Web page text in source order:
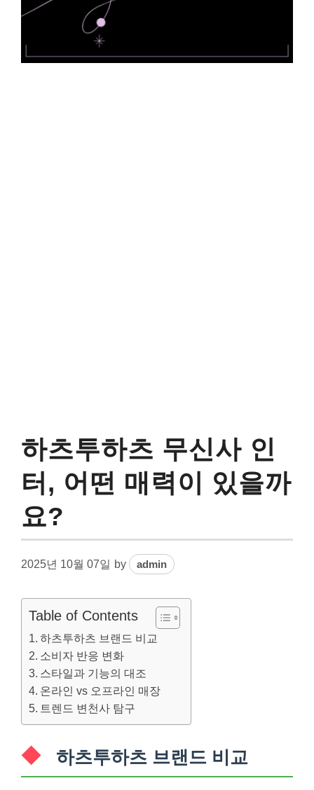
하츠투하츠 무신사 인
터, 어떤 매력이 있을까
요?
2025년 10월 07일 by admin
Table of Contents
하츠투하츠 브랜드 비교
소비자 반응 변화
스타일과 기능의 대조
온라인 vs 오프라인 매장
트렌드 변천사 탐구
하츠투하츠 브랜드 비교